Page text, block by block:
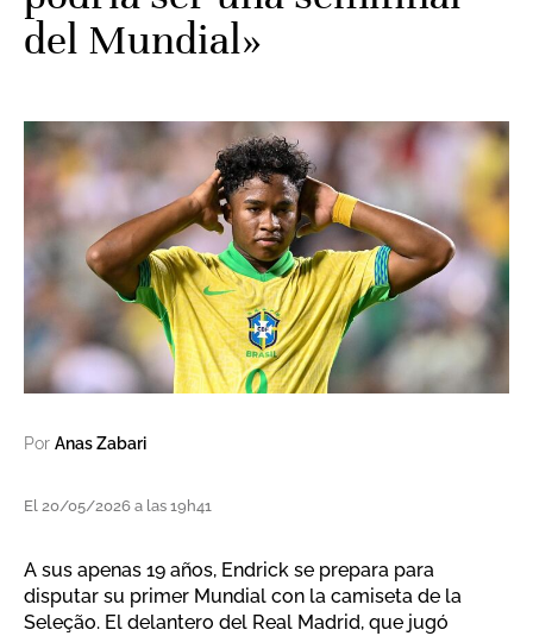
del Mundial»
Por Anas Zabari
El 20/05/2026 a las 19h41
A sus apenas 19 años, Endrick se prepara para
disputar su primer Mundial con la camiseta de la
Seleção. El delantero del Real Madrid, que jugó